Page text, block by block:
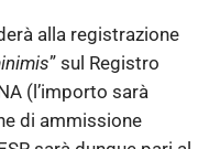
alla registrazione
” sul Registro
(l’importo sarà
di ammissione